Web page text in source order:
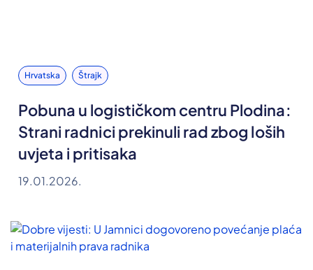
Hrvatska Štrajk
Pobuna u logističkom centru Plodina:
Strani radnici prekinuli rad zbog loših
uvjeta i pritisaka
19.01.2026.